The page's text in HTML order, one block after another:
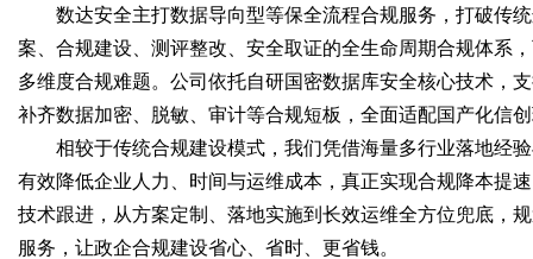
数达安全主打数据导向型等保全流程合规服务，打破传
案、合规建设、测评整改、安全取证的全生命周期合规体系
多维度合规难题。公司依托自研国密数据库安全核心技术，
补齐数据加密、脱敏、审计等合规短板，全面适配国产化信
相较于传统合规建设模式，我们凭借海量多行业落地经
有效降低企业人力、时间与运维成本，真正实现合规降本提
技术跟进，从方案定制、落地实施到长效运维全方位兜底，
服务，让政企合规建设省心、省时、更省钱。